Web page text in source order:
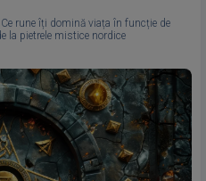
Ce rune îți domină viața în funcție de
la pietrele mistice nordice